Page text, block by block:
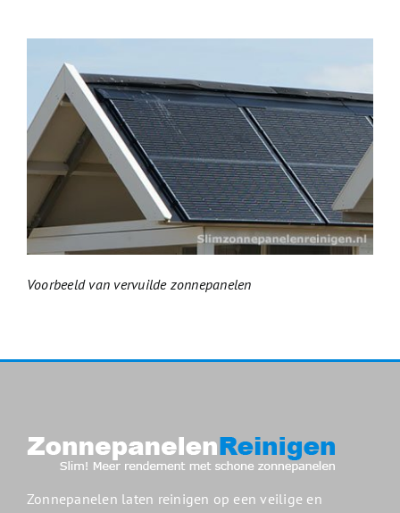
Voorbeeld van vervuilde zonnepanelen
Zonnepanelen laten reinigen op een veilige en